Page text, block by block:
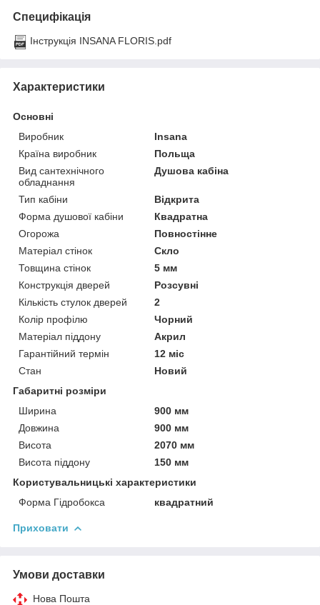
Специфікація
Інструкція INSANA FLORIS.pdf
Характеристики
Основні
Виробник
Insana
Країна виробник
Польща
Вид сантехнічного
обладнання
Душова кабіна
Тип кабіни
Відкрита
Форма душової кабіни
Квадратна
Огорожа
Повностінне
Матеріал стінок
Скло
Товщина стінок
5 мм
Конструкція дверей
Розсувні
Кількість стулок дверей
2
Колір профілю
Чорний
Матеріал піддону
Акрил
Гарантійний термін
12 міс
Стан
Новий
Габаритні розміри
Ширина
900 мм
Довжина
900 мм
Висота
2070 мм
Висота піддону
150 мм
Користувальницькі характеристики
Форма Гідробокса
квадратний
Приховати
Умови доставки
Нова Пошта